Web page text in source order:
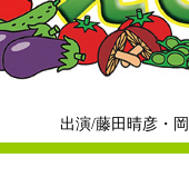
出演/藤田晴彦・